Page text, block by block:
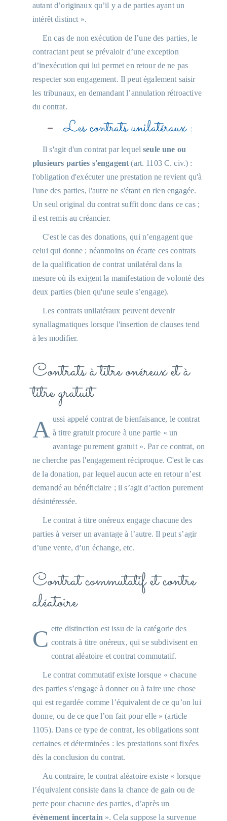
autant d’originaux qu’il y a de parties ayant un
intérêt distinct ».
En cas de non exécution de l’une des parties, le
contractant peut se prévaloir d’une exception
d’inexécution qui lui permet en retour de ne pas
respecter son engagement. Il peut également saisir
les tribunaux, en demandant l’annulation rétroactive
du contrat.
Les contrats unilatéraux :
Il s'agit d'un contrat par lequelseule une ou
plusieurs parties s'engagent (art. 1103 C. civ.) :
l'obligation d'exécuter une prestation ne revient qu'à
l'une des parties, l'autre ne s'étant en rien engagée.
Un seul original du contrat suffit donc dans ce cas ;
il est remis au créancier.
C'est le cas des donations, qui n’engagent que
celui qui donne ; néanmoins on écarte ces contrats
de la qualification de contrat unilatéral dans la
mesure où ils exigent la manifestation de volonté des
deux parties (bien qu'une seule s’engage).
Les contrats unilatéraux peuvent devenir
synallagmatiques lorsque l'insertion de clauses tend
à les modifier.
Contrats à titre onéreux et à
titre gratuit
Aussi appelé contrat de bienfaisance, le contrat à titre gratuit procure à une partie « un
avantage purement gratuit ». Par ce contrat, on
ne cherche pas l'engagement réciproque. C'est le cas
de la donation, par lequel aucun acte en retour n’est
demandé au bénéficiaire ; il s’agit d’action purement
désintéressée.
Le contrat à titre onéreux engage chacune des
parties à verser un avantage à l’autre. Il peut s’agir
d’une vente, d’un échange, etc.
Contrat commutatif et contre
aléatoire
Cette distinction est issu de la catégorie des contrats à titre onéreux, qui se subdivisent en
contrat aléatoire et contrat commutatif.
Le contrat commutatif existe lorsque « chacune
des parties s’engage à donner ou à faire une chose
qui est regardée comme l’équivalent de ce qu’on lui
donne, ou de ce que l’on fait pour elle » (article
1105). Dans ce type de contrat, les obligations sont
certaines et déterminées : les prestations sont fixées
dès la conclusion du contrat.
Au contraire, le contrat aléatoire existe « lorsque
l’équivalent consiste dans la chance de gain ou de
perte pour chacune des parties, d’après un
évènement incertain ». Cela suppose la survenue